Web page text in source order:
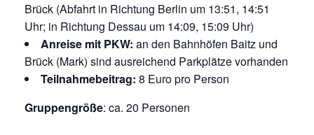
Brück (Abfahrt in Richtung Berlin um 13:51, 14:51
Uhr; in Richtung Dessau um 14:09, 15:09 Uhr)
Anreise mit PKW: an den Bahnhöfen Baitz und
Brück (Mark) sind ausreichend Parkplätze vorhanden
Teilnahmebeitrag: 8 Euro pro Person
Gruppengröße: ca. 20 Personen